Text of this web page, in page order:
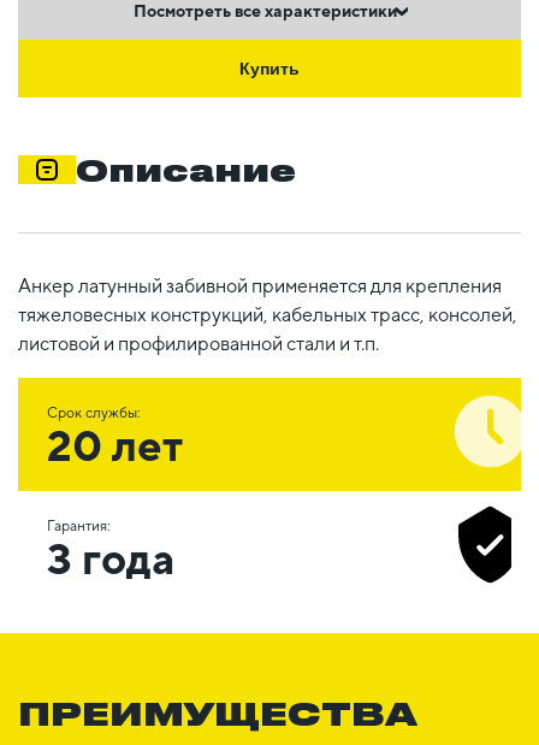
Посмотреть все характеристики
Купить
Описание
Анкер латунный забивной применяется для крепления
тяжеловесных конструкций, кабельных трасс, консолей,
листовой и профилированной стали и т.п.
Срок службы:
20 лет
Гарантия:
3 года
ПРЕИМУЩЕСТВА